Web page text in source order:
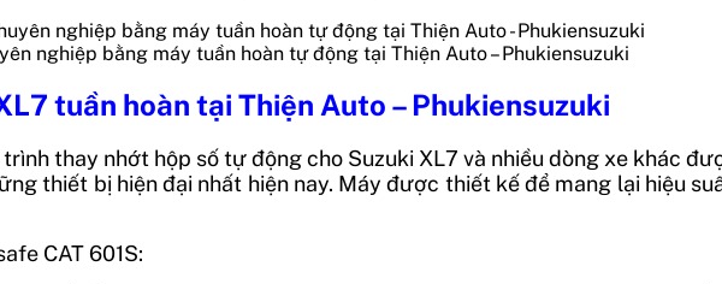
nghiệp bằng máy tuần hoàn tự động tại Thiện Auto – Phukiensuzuki
tuần hoàn tại Thiện Auto – Phukiensuzuki
trình thay nhớt hộp số tự động cho Suzuki XL7 và nhiều dòng xe khác
thiết bị hiện đại nhất hiện nay. Máy được thiết kế để mang lại hiệu
CAT 601S: